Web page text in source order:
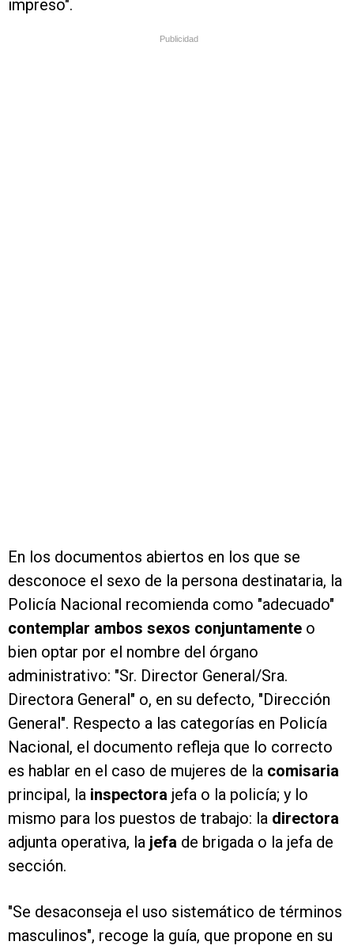
impreso".
Publicidad
En los documentos abiertos en los que se
desconoce el sexo de la persona destinataria, la
Policía Nacional recomienda como "adecuado"
contemplar ambos sexos conjuntamente o
bien optar por el nombre del órgano
administrativo: "Sr. Director General/Sra.
Directora General" o, en su defecto, "Dirección
General". Respecto a las categorías en Policía
Nacional, el documento refleja que lo correcto
es hablar en el caso de mujeres de la comisaria
principal, la inspectora jefa o la policía; y lo
mismo para los puestos de trabajo: la directora
adjunta operativa, la jefa de brigada o la jefa de
sección.
"Se desaconseja el uso sistemático de términos
masculinos", recoge la guía, que propone en su